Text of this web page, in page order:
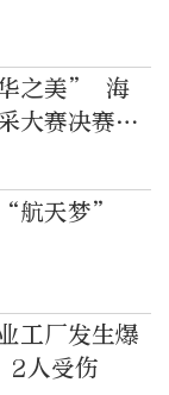
之美” 海
大赛决赛圆
航天梦”
工厂发生爆
2人受伤